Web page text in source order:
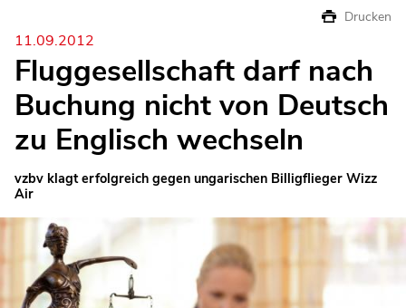
Drucken
11.09.2012
Fluggesellschaft darf nach
Buchung nicht von Deutsch
zu Englisch wechseln
vzbv klagt erfolgreich gegen ungarischen Billigflieger Wizz
Air